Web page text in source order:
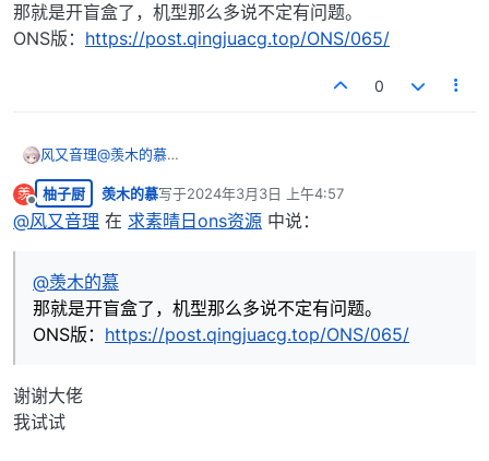
那就是开盲盒了，机型那么多说不定有问题。
ONS版： https://post.qingjuacg.top/ONS/065/
0
风又音理@羡木的慕
ONS版：https://post.qingjuacg.top/ONS/065/
羡
离线
柚子厨 羡木的慕写于2024年3月3日 上午4:57
最后由 编辑
@风又音理 在 求素晴日ons资源 中说：
@羡木的慕
那就是开盲盒了，机型那么多说不定有问题。
ONS版： https://post.qingjuacg.top/ONS/065/
谢谢大佬
我试试